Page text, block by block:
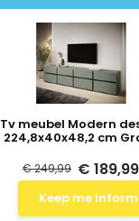
Tv meubel Modern
224,8x40x48,2 cm
€ 249,99 € 189,99
Keep me